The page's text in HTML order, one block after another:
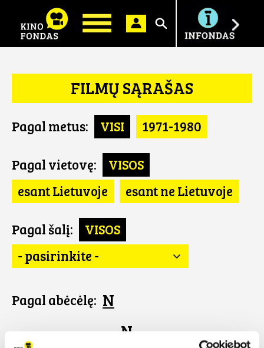
Ieškoti
FILMŲ SĄRAŠAS
Pagal metus: VISI 1971-1980
Pagal vietovę:
VISOS
esant Lietuvoje
esant ne Lietuvoje
Pagal šalį:
VISOS
- pasirinkite -
Pagal abėcėlę: N
N